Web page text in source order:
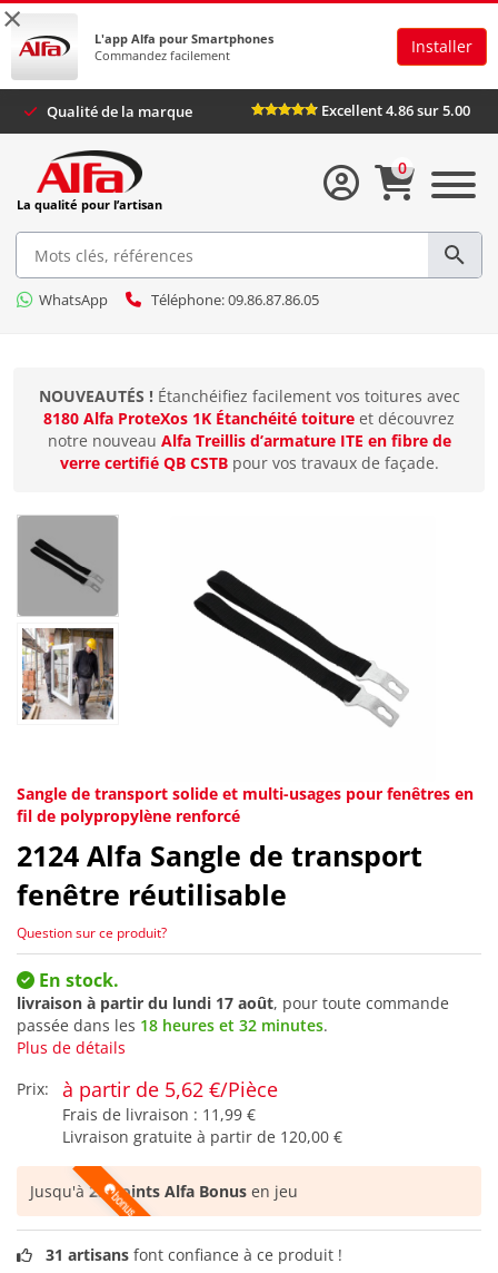
×
L'app Alfa pour Smartphones
Commandez facilement
Installer
Qualité de la marque Excellent 4.86 sur 5.00
La qualité pour l’artisan
WhatsApp Téléphone: 09.86.87.86.05
0
NOUVEAUTÉS !Étanchéifiez facilement vos toitures avec
8180 Alfa ProteXos 1K Étanchéité toiture et découvrez
notre nouveau Alfa Treillis d’armature ITE en fibre de
verre certifié QB CSTBpour vos travaux de façade.
Sangle de transport solide et multi-usages pour fenêtres en
fil de polypropylène renforcé
2124 Alfa Sangle de transport
fenêtre réutilisable
Question sur ce produit?
En stock.
livraison à partir du lundi 17 août, pour toute commande
passée dans les 18 heures et 32 minutes.
Plus de détails
Prix:
à partir de 5,62 €/Pièce
Frais de livraison : 11,99 €
Livraison gratuite à partir de 120,00 €
Jusqu'à23 points Alfa Bonus en jeu
31 artisans font confiance à ce produit !